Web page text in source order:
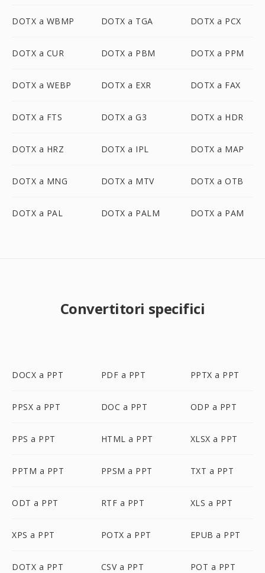
DOTX a WBMP DOTX a TGA DOTX a PCX
DOTX a CUR DOTX a PBM DOTX a PPM
DOTX a WEBP DOTX a EXR DOTX a FAX
DOTX a FTS DOTX a G3 DOTX a HDR
DOTX a HRZ DOTX a IPL DOTX a MAP
DOTX a MNG DOTX a MTV DOTX a OTB
DOTX a PAL DOTX a PALM DOTX a PAM
Convertitori specifici
DOCX a PPT PDF a PPT PPTX a PPT
PPSX a PPT DOC a PPT ODP a PPT
PPS a PPT HTML a PPT XLSX a PPT
PPTM a PPT PPSM a PPT TXT a PPT
ODT a PPT RTF a PPT XLS a PPT
XPS a PPT POTX a PPT EPUB a PPT
DOTX a PPT CSV a PPT POT a PPT